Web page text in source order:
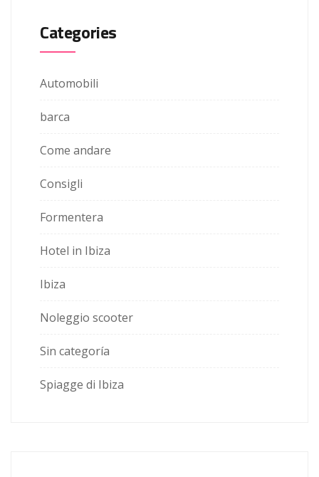
Categories
Automobili
barca
Come andare
Consigli
Formentera
Hotel in Ibiza
Ibiza
Noleggio scooter
Sin categoría
Spiagge di Ibiza